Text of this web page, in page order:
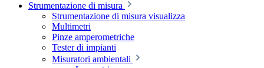
Strumentazione di misura
Strumentazione di misura visualizza
Multimetri
Pinze amperometriche
Tester di impianti
Misuratori ambientali